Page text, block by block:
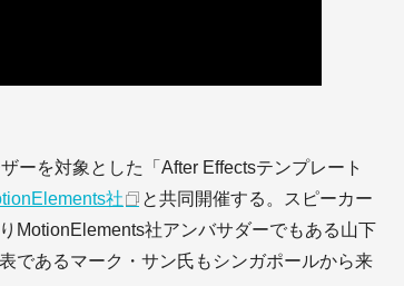
ーを対象とした「After Effectsテンプレート
社
と共同開催する。スピーカー
MotionElements社アンバサダーでもある山下
であるマーク・サン氏もシンガポールから来